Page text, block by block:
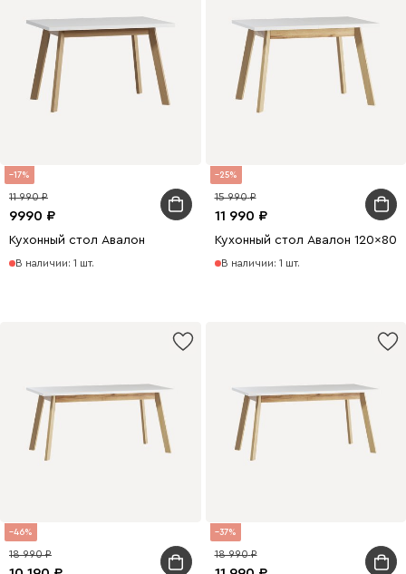
17
9990
11 990
Кухонный стол Авалон
В наличии: 1 шт.
25
11 990
15 990
Кухонный стол Авалон
В наличии: 1 шт.
46
18 990
37
18 990